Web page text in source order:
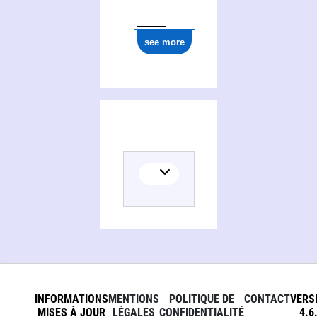
see more
INFORMATIONS
MISES À JOUR
MENTIONS
LÉGALES
POLITIQUE DE
CONFIDENTIALITÉ
CONTACT